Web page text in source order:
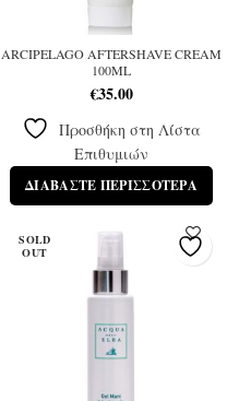
ARCIPELAGO AFTERSHAVE CREAM
100ML
€35.00
Προσθήκη στη Λίστα
Επιθυμιών
ΔΙΑΒΆΣΤΕ ΠΕΡΙΣΣΌΤΕΡΑ
SOLD
OUT